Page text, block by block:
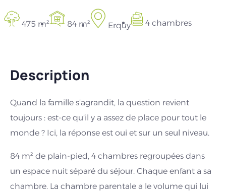
475 m² 84 m² Erquy 4 chambres
Description
Quand la famille s’agrandit, la question revient
toujours : est-ce qu’il y a assez de place pour tout le
monde ? Ici, la réponse est oui et sur un seul niveau.
84 m² de plain-pied, 4 chambres regroupées dans
un espace nuit séparé du séjour. Chaque enfant a sa
chambre. La chambre parentale a le volume qui lui